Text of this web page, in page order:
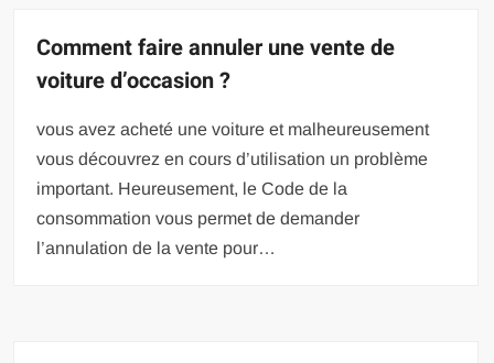
Comment faire annuler une vente de
voiture d’occasion ?
vous avez acheté une voiture et malheureusement
vous découvrez en cours d’utilisation un problème
important. Heureusement, le Code de la
consommation vous permet de demander
l’annulation de la vente pour…